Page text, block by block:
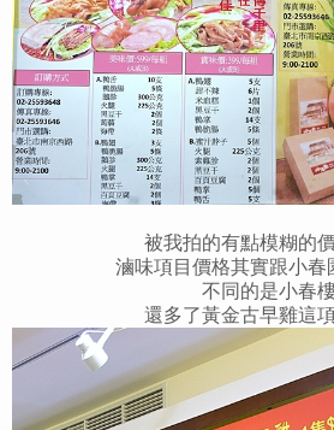
被我拍的有點模糊的
滷味項目價格其實跟小春
不同的是小春
還多了黃金古早雞這項